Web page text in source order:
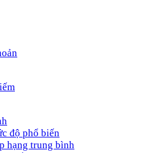
độ phổ biến
hạng trung bình